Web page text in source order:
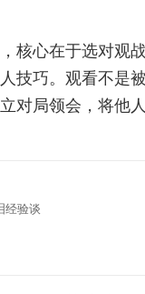
核心在于选对观
技巧。观看不是
对局领会，将他
经验谈